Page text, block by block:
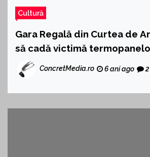
Cultură
Gara Regală din Curtea de
să cadă victimă
ConcretMedia.ro 6 ani ago 2